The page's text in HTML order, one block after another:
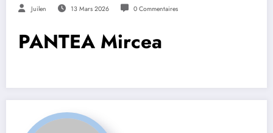
Juilen 13 Mars 2026 0 Commentaires
PANTEA Mircea